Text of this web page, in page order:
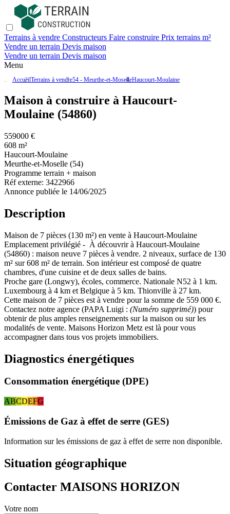
Terrains à vendre Constructeurs Faire construire Prix terrains m²
Vendre un terrain Devis maison
Vendre un terrain Devis maison
Menu
AccueilTerrains à vendre54 - Meurthe-et-MoselleHaucourt-Moulaine
Maison à construire à Haucourt-
Moulaine (54860)
559000 €
608 m²
Haucourt-Moulaine
Meurthe-et-Moselle (54)
Programme terrain + maison
Réf externe: 3422966
Annonce publiée le 14/06/2025
Description
Maison de 7 pièces (130 m²) en vente à Haucourt-Moulaine
Emplacement privilégié - À découvrir à Haucourt-Moulaine
(54860) : maison neuve 7 pièces à vendre. 2 niveaux, surface de 130
m² sur 608 m² de terrain. Son intérieur est composé de quatre
chambres, d'une cuisine et de deux salles de bains.
Proche gare (Longwy), écoles, commerce. Nationale N52 à 1 km.
Luxembourg à 4 km et Belgique à 5 km. Thionville à 27 km.
Cette maison de 7 pièces est à vendre pour la somme de 559 000 €.
Contactez notre agence (PAPA Luigi : (Numéro supprimé)) pour
obtenir de plus amples renseignements sur la maison ou sur les
modalités de vente. Maisons Horizon Metz est là pour vous
accompagner dans tous vos projets immobiliers.
Diagnostics énergétiques
Consommation énergétique (DPE)
ABCDEFG
Émissions de Gaz à effet de serre (GES)
Information sur les émissions de gaz à effet de serre non disponible.
Situation géographique
Contacter MAISONS HORIZON
Votre nom